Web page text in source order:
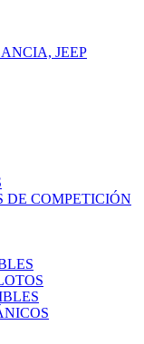
JEEP
COMPETICIÓN